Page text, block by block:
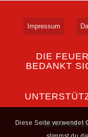
Impressum
DIE
BEDANKT
IBAN:
Diese Seite verwendet